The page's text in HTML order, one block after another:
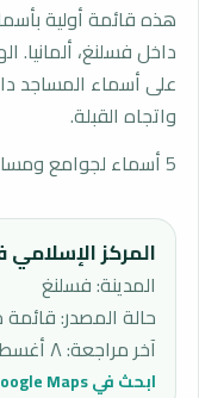
هذه قائمة أولية
داخل فسلنغ، ألمانيا.
على أسماء المساجد
واتجاه القبلة.
5 أسماء لجوامع ومساجد معروفة داخل هذه المدينة.
المركز
المدينة: فسلنغ
حالة المصدر:
آخر مراجعة:٨ أغسطس ٢٠٢٦ في ٧:١٥ م
ابحث في Google Maps